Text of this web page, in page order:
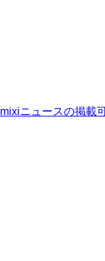
mixiニュースの掲載